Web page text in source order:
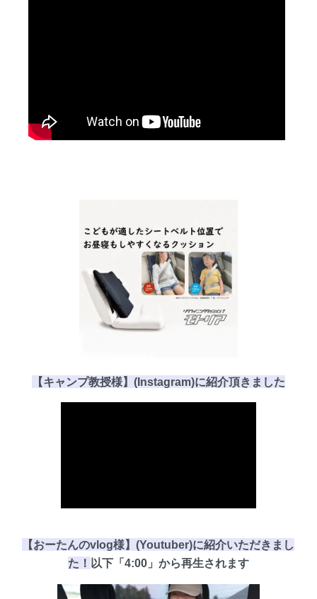
【キャンプ教授様】(Instagram)に紹介頂き ました
【おーたんのvlog様】(Youtuber)に紹介いただきまし
た！ 以下「4:00」 から再生されます